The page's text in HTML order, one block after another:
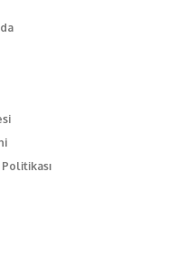
No3/A Kadıköy İstanbul